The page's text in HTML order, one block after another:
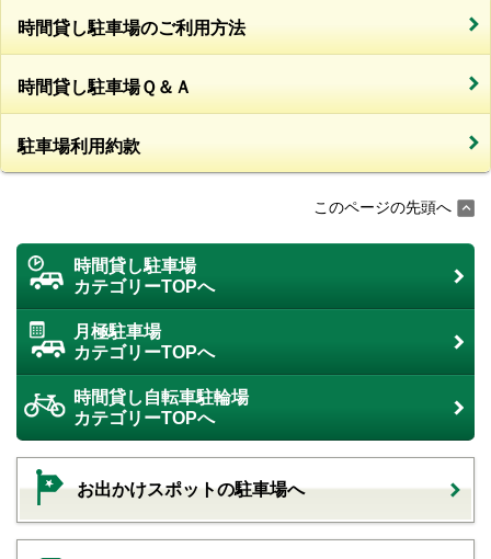
時間貸し駐車場のご利用方法
時間貸し駐車場Ｑ＆Ａ
駐車場利用約款
このページの先頭へ
時間貸し駐車場
カテゴリーTOPへ
月極駐車場
カテゴリーTOPへ
時間貸し自転車駐輪場
カテゴリーTOPへ
お出かけスポットの駐車場へ